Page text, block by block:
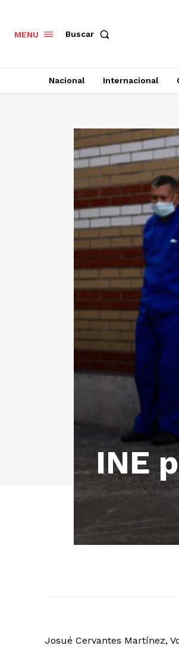
MENU Buscar
Nacional Internacional
INE
Josué Cervantes Martínez,